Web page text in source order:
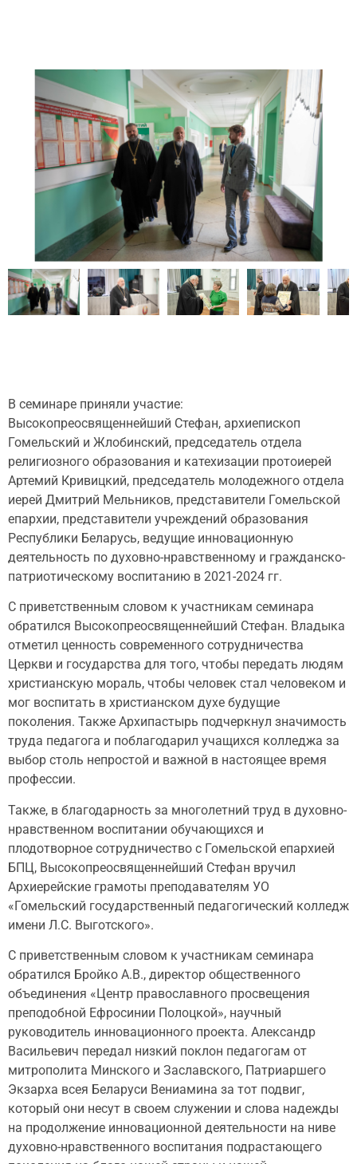
В семинаре приняли участие:
Высокопреосвященнейший Стефан, архиепископ
Гомельский и Жлобинский, председатель отдела
религиозного образования и катехизации протоиерей
Артемий Кривицкий, председатель молодежного отдела
иерей Дмитрий Мельников, представители Гомельской
епархии, представители учреждений образования
Республики Беларусь, ведущие инновационную
деятельность по духовно-нравственному и гражданско-
патриотическому воспитанию в 2021-2024 гг.
С приветственным словом к участникам семинара
обратился Высокопреосвященнейший Стефан. Владыка
отметил ценность современного сотрудничества
Церкви и государства для того, чтобы передать людям
христианскую мораль, чтобы человек стал человеком и
мог воспитать в христианском духе будущие
поколения. Также Архипастырь подчеркнул значимость
труда педагога и поблагодарил учащихся колледжа за
выбор столь непростой и важной в настоящее время
профессии.
Также, в благодарность за многолетний труд в духовно-
нравственном воспитании обучающихся и
плодотворное сотрудничество с Гомельской епархией
БПЦ, Высокопреосвященнейший Стефан вручил
Архиерейские грамоты преподавателям УО
«Гомельский государственный педагогический колледж
имени Л.С. Выготского».
С приветственным словом к участникам семинара
обратился Бройко А.В., директор общественного
объединения «Центр православного просвещения
преподобной Ефросинии Полоцкой», научный
руководитель инновационного проекта. Александр
Васильевич передал низкий поклон педагогам от
митрополита Минского и Заславского, Патриаршего
Экзарха всея Беларуси Вениамина за тот подвиг,
который они несут в своем служении и слова надежды
на продолжение инновационной деятельности на ниве
духовно-нравственного воспитания подрастающего